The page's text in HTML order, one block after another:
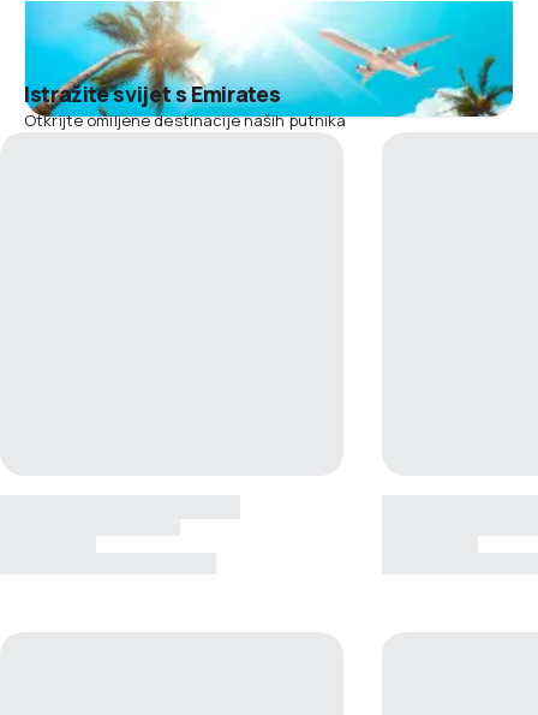
Istražite svijet s Emirates
Otkrijte omiljene destinacije naših putnika